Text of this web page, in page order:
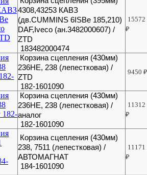
4308,43253 КАВЗ
(дв.CUMMINS 6ISBe 185,210)
DAF,Iveco (ан.3482000607) /
ZTD
183482000474
15572
₽
Корзина сцепления (430мм)
236НЕ, 238 (лепестковая) /
ZTD
182-1601090
9450
Корзина сцепления (430мм)
236НЕ, 238 (лепестковая) /
аналог
182-1601090
11312
₽
Корзина сцепления (430мм)
238, 7511 (лепестковая) /
АВТОМАГНАТ
184-1601090
11171
₽